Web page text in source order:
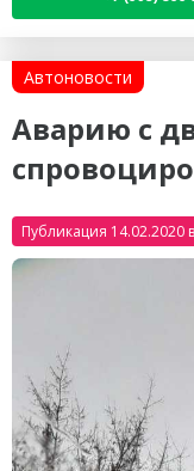
Автоновости
Аварию с
Публикация 14.02.2020